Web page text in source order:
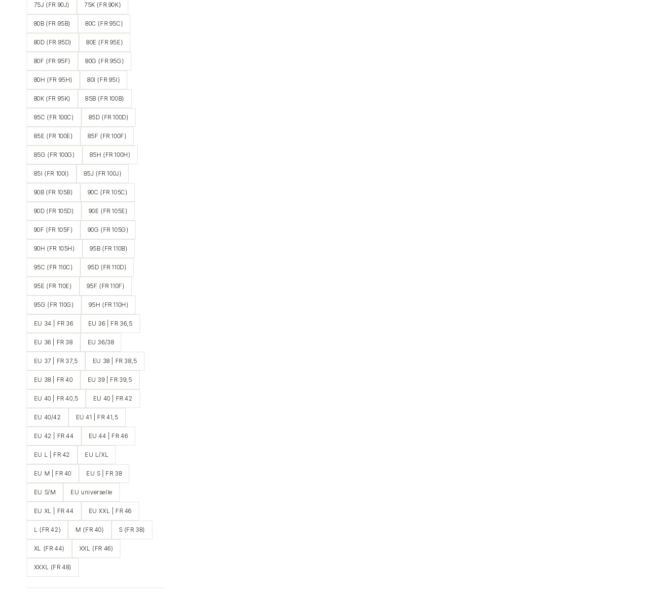
75J (FR 90J) 75K (FR 90K)
80B (FR 95B) 80C (FR 95C)
80D (FR 95D) 80E (FR 95E)
80F (FR 95F) 80G (FR 95G)
80H (FR 95H) 80I (FR 95I)
80K (FR 95K) 85B (FR 100B)
85C (FR 100C) 85D (FR 100D)
85E (FR 100E) 85F (FR 100F)
85G (FR 100G) 85H (FR 100H)
85I (FR 100I) 85J (FR 100J)
90B (FR 105B) 90C (FR 105C)
90D (FR 105D) 90E (FR 105E)
90F (FR 105F) 90G (FR 105G)
90H (FR 105H) 95B (FR 110B)
95C (FR 110C) 95D (FR 110D)
95E (FR 110E) 95F (FR 110F)
95G (FR 110G) 95H (FR 110H)
EU 34 | FR 36 EU 36 | FR 36,5
EU 36 | FR 38 EU 36/38
EU 37 | FR 37,5 EU 38 | FR 38,5
EU 38 | FR 40 EU 39 | FR 39,5
EU 40 | FR 40,5 EU 40 | FR 42
EU 40/42 EU 41 | FR 41,5
EU 42 | FR 44 EU 44 | FR 46
EU L | FR 42 EU L/XL
EU M | FR 40 EU S | FR 38
EU S/M EU universelle
EU XL | FR 44 EU XXL | FR 46
L (FR 42) M (FR 40) S (FR 38)
XL (FR 44) XXL (FR 46)
XXXL (FR 48)